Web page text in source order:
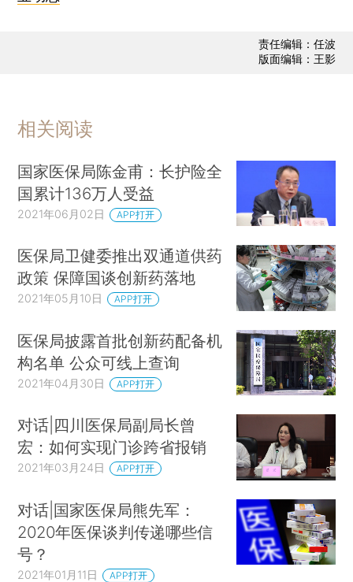
责任编辑：任波
版面编辑：王影
相关阅读
国家医保局陈金甫：长护险全
国累计136万人受益
2021年06月02日 APP打开
医保局卫健委推出双通道供药
政策 保障国谈创新药落地
2021年05月10日 APP打开
医保局披露首批创新药配备机
构名单 公众可线上查询
2021年04月30日 APP打开
对话|四川医保局副局长曾
宏：如何实现门诊跨省报销
2021年03月24日 APP打开
对话|国家医保局熊先军：
2020年医保谈判传递哪些信
号？
2021年01月11日 APP打开